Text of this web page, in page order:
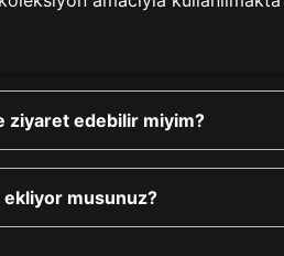
ziyaret edebilir miyim?
ekliyor musunuz?